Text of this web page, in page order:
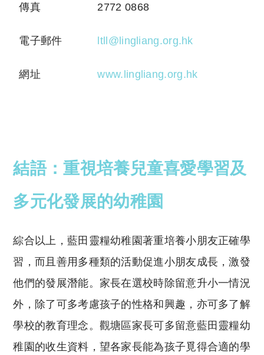
傳真 2772 0868
電子郵件 ltll@lingliang.org.hk
網址 www.lingliang.org.hk
結語：重視培養兒童喜愛學習及
多元化發展的幼稚園
綜合以上，藍田靈糧幼稚園著重培養小朋友正確學
習，而且善用多種類的活動促進小朋友成長，激發
他們的發展潛能。家長在選校時除留意升小一情況
外，除了可多考慮孩子的性格和興趣，亦可多了解
學校的教育理念。觀塘區家長可多留意藍田靈糧幼
稚園的收生資料，望各家長能為孩子覓得合適的學